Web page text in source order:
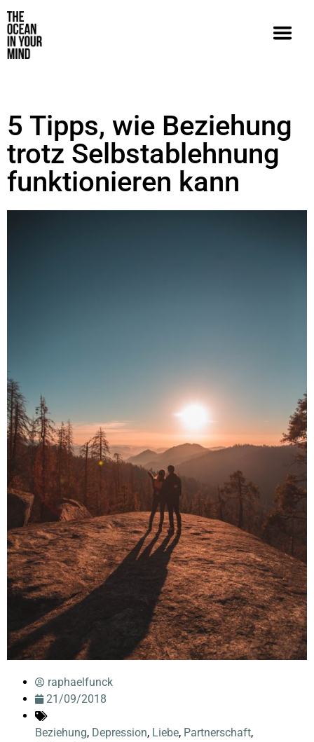
5 Tipps, wie Beziehung
trotz Selbstablehnung
funktionieren kann
raphaelfunck
21/09/2018
Beziehung, Depression, Liebe, Partnerschaft,